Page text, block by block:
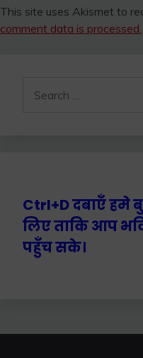
This site uses Akismet to
comment data is processed.
for:
Ctrl+D दबाएँ हमे
लिए ताकि आप
पहुँच सके।